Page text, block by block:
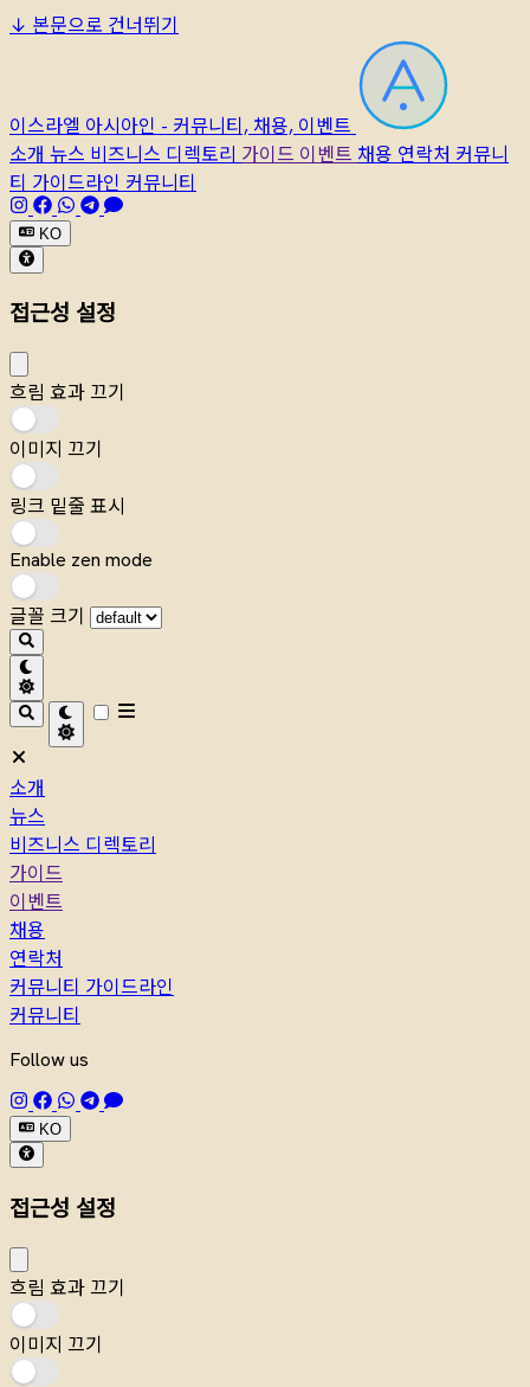
↓ 본문으로 건너뛰기
이스라엘 아시아인 - 커뮤니티, 채용, 이벤트
소개 뉴스 비즈니스 디렉토리 가이드 이벤트 채용 연락처 커뮤니
티 가이드라인 커뮤니티
KO
접근성 설정
흐림 효과 끄기
이미지 끄기
링크 밑줄 표시
Enable zen mode
글꼴 크기
소개
뉴스
비즈니스 디렉토리
가이드
이벤트
채용
연락처
커뮤니티 가이드라인
커뮤니티
Follow us
KO
접근성 설정
흐림 효과 끄기
이미지 끄기